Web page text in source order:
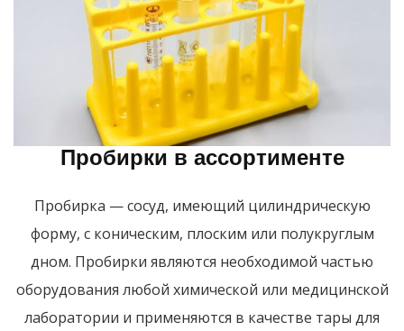
Пробирки в ассортименте
Пробирка — сосуд, имеющий цилиндрическую
форму, с коническим, плоским или полукруглым
дном. Пробирки являются необходимой частью
оборудования любой химической или медицинской
лаборатории и применяются в качестве тары для